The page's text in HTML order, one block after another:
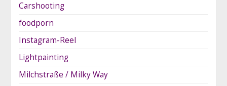
Carshooting
foodporn
Instagram-Reel
Lightpainting
Milchstraße / Milky Way